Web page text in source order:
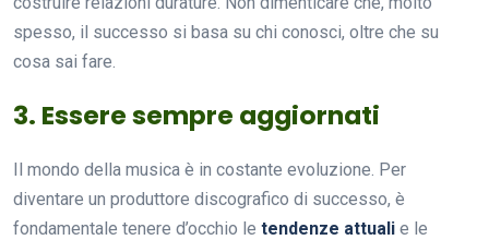
spesso, il successo si basa su chi conosci, oltre che su
cosa sai fare.
3. Essere sempre aggiornati
Il mondo della musica è in costante evoluzione. Per
diventare un produttore discografico di successo, è
fondamentale tenere d’occhio le tendenze attuali e le